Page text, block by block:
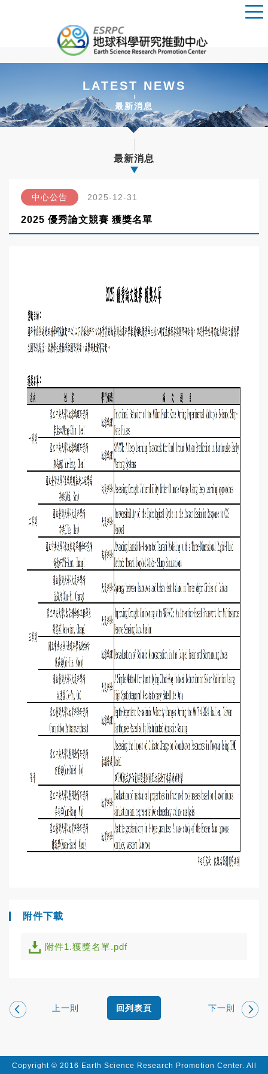
LATEST NEWS
最新消息
最新消息
中心公告 2025-12-31
2025 優秀論文競賽 獲獎名單
附件下載
附件1.獲獎名單.pdf
上一則 下一則
回列表頁
Copyright © 2016 Earth Science Research Promotion Center. All